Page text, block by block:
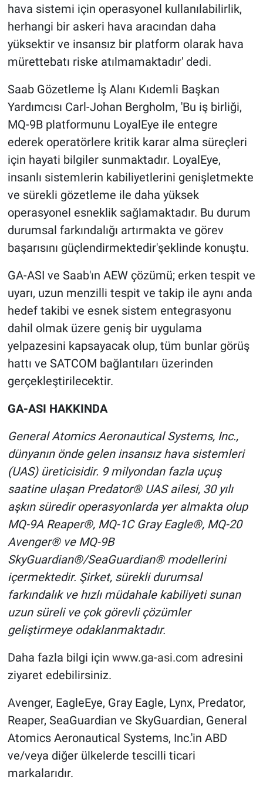
hava sistemi için operasyonel kullanılabilirlik,
herhangi bir askeri hava aracından daha
yüksektir ve insansız bir platform olarak hava
mürettebatı riske atılmamaktadır' dedi.
Saab Gözetleme İş Alanı Kıdemli Başkan
Yardımcısı Carl-Johan Bergholm, 'Bu iş birliği,
MQ-9B platformunu LoyalEye ile entegre
ederek operatörlere kritik karar alma süreçleri
için hayati bilgiler sunmaktadır. LoyalEye,
insanlı sistemlerin kabiliyetlerini genişletmekte
ve sürekli gözetleme ile daha yüksek
operasyonel esneklik sağlamaktadır. Bu durum
durumsal farkındalığı artırmakta ve görev
başarısını güçlendirmektedir'şeklinde konuştu.
GA-ASI ve Saab'ın AEW çözümü; erken tespit ve
uyarı, uzun menzilli tespit ve takip ile aynı anda
hedef takibi ve esnek sistem entegrasyonu
dahil olmak üzere geniş bir uygulama
yelpazesini kapsayacak olup, tüm bunlar görüş
hattı ve SATCOM bağlantıları üzerinden
gerçekleştirilecektir.
GA-ASI HAKKINDA
General Atomics Aeronautical Systems, Inc.,
dünyanın önde gelen insansız hava sistemleri
(UAS) üreticisidir. 9 milyondan fazla uçuş
saatine ulaşan Predator® UAS ailesi, 30 yılı
aşkın süredir operasyonlarda yer almakta olup
MQ-9A Reaper®, MQ-1C Gray Eagle®, MQ-20
Avenger® ve MQ-9B
SkyGuardian®/SeaGuardian® modellerini
içermektedir. Şirket, sürekli durumsal
farkındalık ve hızlı müdahale kabiliyeti sunan
uzun süreli ve çok görevli çözümler
geliştirmeye odaklanmaktadır.
Daha fazla bilgi için www.ga-asi.com adresini
ziyaret edebilirsiniz.
Avenger, EagleEye, Gray Eagle, Lynx, Predator,
Reaper, SeaGuardian ve SkyGuardian, General
Atomics Aeronautical Systems, Inc.'in ABD
ve/veya diğer ülkelerde tescilli ticari
markalarıdır.